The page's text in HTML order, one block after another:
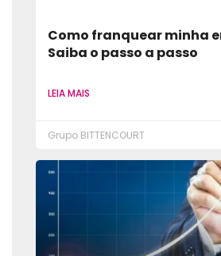
Como franquear minha
Saiba o passo a passo
LEIA MAIS
Grupo BITTENCOURT